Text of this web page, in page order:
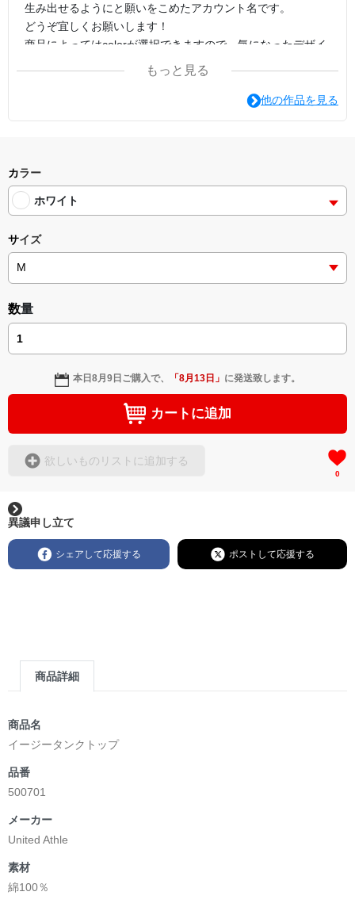
生み出せるようにと願いをこめたアカウント名です。
どうぞ宜しくお願いします！
商品によってはcolorが選択できますので、気になったデザイ
ンでcolorの変更を試してみてください。
印刷方法は転写プリントがオススメです。
もっと見る
他の作品を見る
カラー
ホワイト
サイズ
数量
本日8月9日 ご購入で、 「8月13日 」 に発送致します。
カートに追加
欲しいものリストに追加する
0
異議申し立て
シェアして応援する ポストして応援する
商品詳細
商品名
イージータンクトップ
品番
500701
メーカー
United Athle
素材
綿100％